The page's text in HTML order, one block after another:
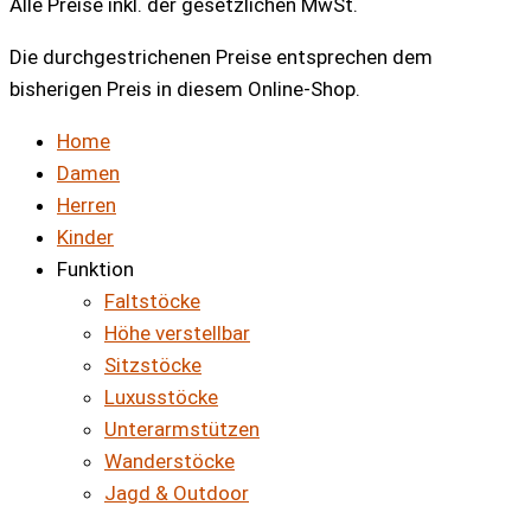
Alle Preise inkl. der gesetzlichen MwSt.
Die durchgestrichenen Preise entsprechen dem
bisherigen Preis in diesem Online-Shop.
Home
Damen
Herren
Kinder
Funktion
Faltstöcke
Höhe verstellbar
Sitzstöcke
Luxusstöcke
Unterarmstützen
Wanderstöcke
Jagd & Outdoor